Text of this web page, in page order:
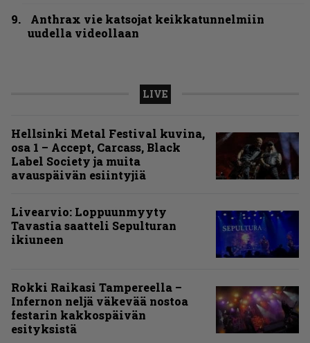
Anthrax vie katsojat keikkatunnelmiin
uudella videollaan
LIVE
Hellsinki Metal Festival kuvina,
osa 1 – Accept, Carcass, Black
Label Society ja muita
avauspäivän esiintyjiä
Livearvio: Loppuunmyyty
Tavastia saatteli Sepulturan
ikiuneen
Rokki Raikasi Tampereella –
Infernon neljä väkevää nostoa
festarin kakkospäivän
esityksistä